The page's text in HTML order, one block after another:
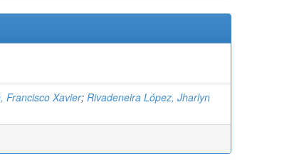
Francisco Xavier; Rivadeneira López, Jharlyn